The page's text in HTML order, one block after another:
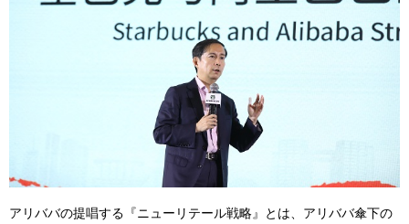
アリババの提唱する『ニューリテール戦略』とは、アリババ傘下の